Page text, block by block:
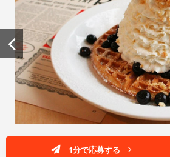
1分で応募する